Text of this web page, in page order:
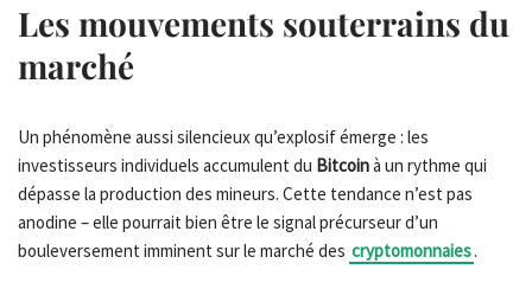
Les mouvements souterrains du
marché
Un phénomène aussi silencieux qu’explosif émerge : les
investisseurs individuels accumulent du Bitcoinà un rythme qui
dépasse la production des mineurs. Cette tendance n’est pas
anodine – elle pourrait bien être le signal précurseur d’un
bouleversement imminent sur le marché des cryptomonnaies.